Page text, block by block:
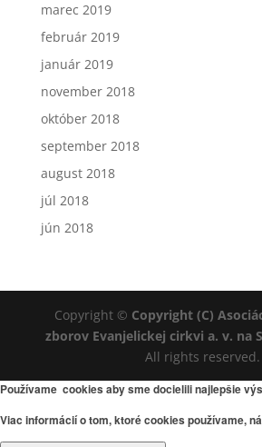
marec 2019
február 2019
január 2019
november 2018
október 2018
september 2018
august 2018
júl 2018
jún 2018
Copyright © Copyright (C)
zborov Evanjelickej cirkvi a. v. na
All rights reserved.
Používame cookies aby sme docielili najlepšie
Viac informácií o tom, ktoré cookies používame,